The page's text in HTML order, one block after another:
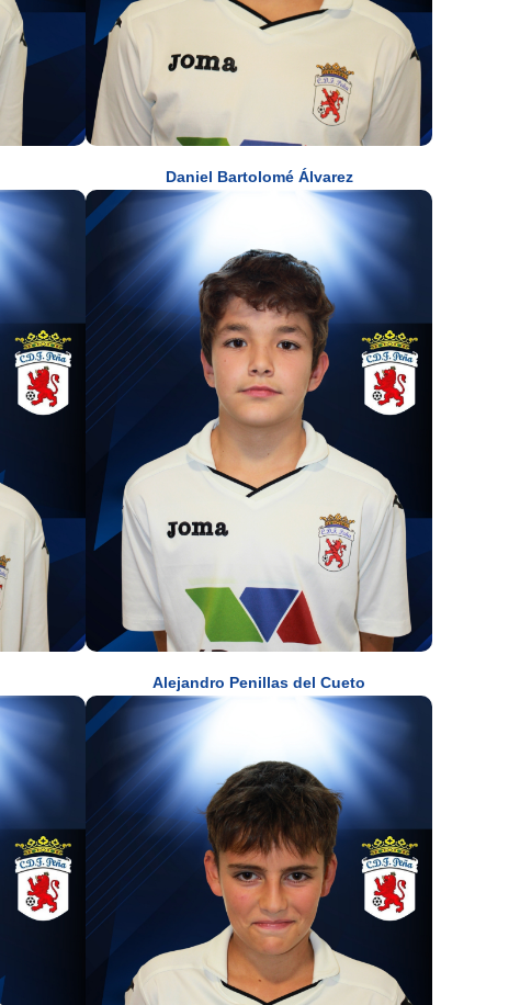
Daniel Bartolomé Álvarez
Alejandro Penillas del Cueto